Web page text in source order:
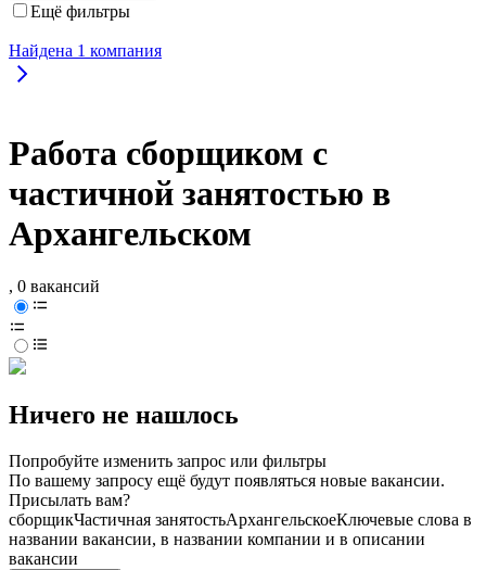
Ещё фильтры
Найдена 1 компания
Работа сборщиком с
частичной занятостью в
Архангельском
, 0 вакансий
Ничего не нашлось
Попробуйте изменить запрос или фильтры
По вашему запросу ещё будут появляться новые вакансии.
Присылать вам?
сборщикЧастичная занятостьАрхангельскоеКлючевые слова в
названии вакансии, в названии компании и в описании
вакансии